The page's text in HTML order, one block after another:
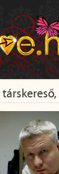
társkereső,